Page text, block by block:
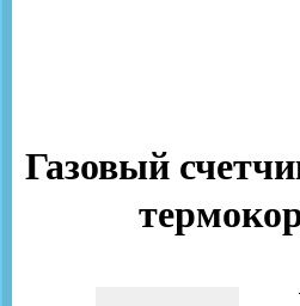
Газовый